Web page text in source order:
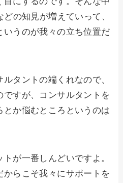
の知見が増えていって、
いうのが我々の立ち位置だ
ルタントの端くれなので、
ですが、コンサルタントを
とか悩むところというのは
トが一番しんどいですよ。
らこそ我々にサポートを